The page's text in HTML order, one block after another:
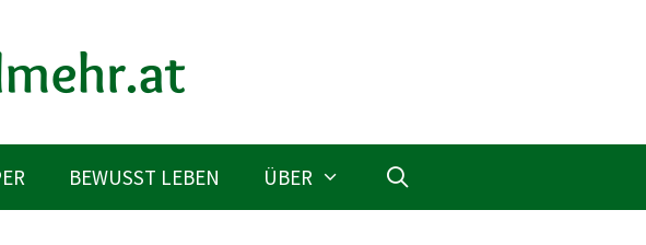
BEWUSST LEBEN ÜBER